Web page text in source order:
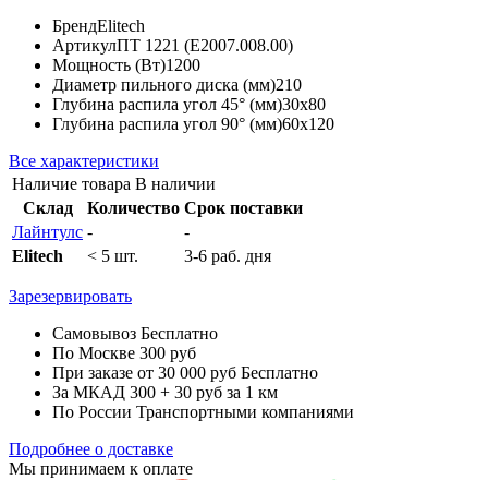
БрендElitech
АртикулПТ 1221 (E2007.008.00)
Мощность (Вт)1200
Диаметр пильного диска (мм)210
Глубина распила угол 45° (мм)30х80
Глубина распила угол 90° (мм)60х120
Все характеристики
Наличие товара В наличии
Склад
Количество Срок поставки
Лайнтулс -
-
Elitech
< 5 шт. 3-6 раб. дня
Зарезервировать
Самовывоз Бесплатно
По Москве 300 руб
При заказе от 30 000 руб Бесплатно
За МКАД 300 + 30 руб за 1 км
По России Транспортными компаниями
Подробнее о доставке
Мы принимаем к оплате